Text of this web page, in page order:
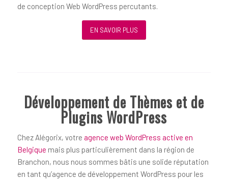
de conception Web WordPress percutants.
EN SAVOIR PLUS
Développement de Thèmes et de
Plugins WordPress
Chez Alégorix, votre agence web WordPress active en
Belgique mais plus particulièrement dans la région de
Branchon, nous nous sommes bâtis une solide réputation
en tant qu’agence de développement WordPress pour les